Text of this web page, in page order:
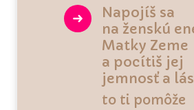
Napojíš sa
na ženskú
Matky Zeme
a pocítiš jej
jemnosť a
to ti pomôže